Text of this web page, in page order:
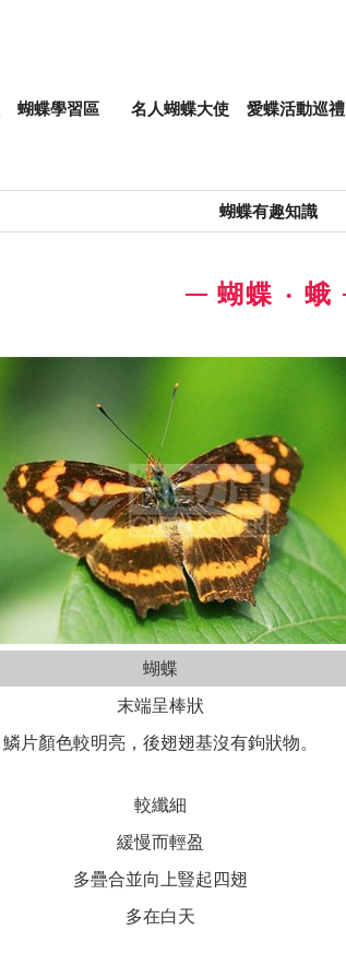

蝴蝶學習區 名人蝴蝶大使 愛蝶活動巡禮

蝴蝶有趣知識
蝴蝶 ‧ 蛾
蝴蝶
末端呈棒狀
鱗片顏色較明亮，後翅翅基沒有鉤狀物。
較纖細
緩慢而輕盈
多疊合並向上豎起四翅
多在白天